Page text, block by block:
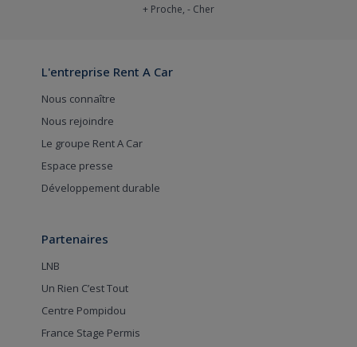
+ Proche, - Cher
L'entreprise Rent A Car
Nous connaître
Nous rejoindre
Le groupe Rent A Car
Espace presse
Développement durable
Partenaires
LNB
Un Rien C’est Tout
Centre Pompidou
France Stage Permis